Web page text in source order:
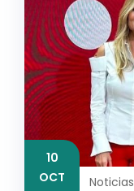
10
OCT
Noticias